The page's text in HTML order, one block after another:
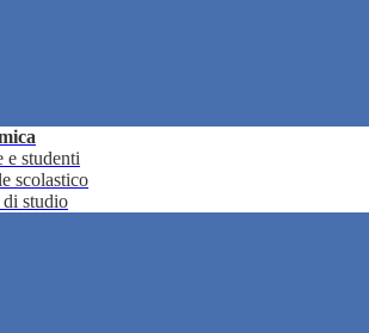
e studenti
scolastico
di studio